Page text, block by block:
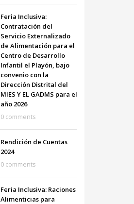
Feria Inclusiva:
Contratación del
Servicio Externalizado
de Alimentación para el
Centro de Desarrollo
Infantil el Playón, bajo
convenio con la
Dirección Distrital del
MIES Y EL GADMS para el
año 2026
0 comments
Rendición de Cuentas
2024
0 comments
Feria Inclusiva: Raciones
Alimenticias para